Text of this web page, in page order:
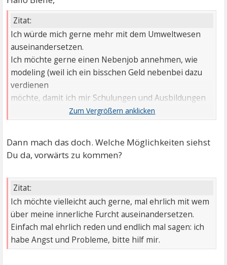
Zitat:
Ich würde mich gerne mehr mit dem Umweltwesen
auseinandersetzen.
Ich möchte gerne einen Nebenjob annehmen, wie
modeling (weil ich ein bisschen Geld nebenbei dazu
verdienen
möchte, damit ich mir Schulungen und Ausbildungen
Dann mach das doch. Welche Möglichkeiten siehst
Du da, vorwärts zu kommen?
Zitat:
Ich möchte vielleicht auch gerne, mal ehrlich mit wem
über meine innerliche Furcht auseinandersetzen.
Einfach mal ehrlich reden und endlich mal sagen: ich
habe Angst und Probleme, bitte hilf mir.